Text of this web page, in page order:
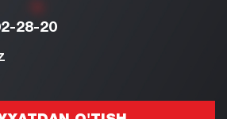
28-20